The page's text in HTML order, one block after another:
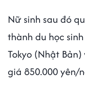
Nữ sinh sau đó
thành du học
Tokyo (Nhật
giá 850.000 yên/